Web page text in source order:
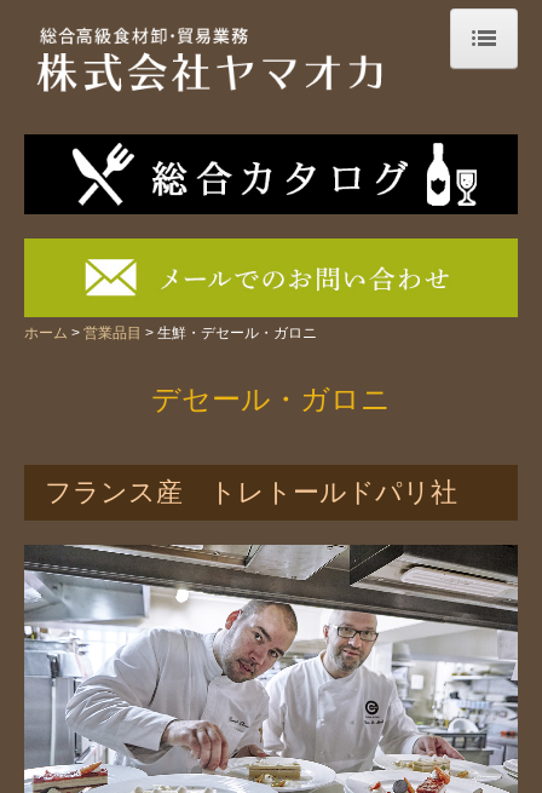
ホーム
会社案内
事業案内
今月のFocus
ホーム 営業品目 生鮮・デセール・ガロニ
デセール・ガロニ
フランス産 トレトールドパリ社